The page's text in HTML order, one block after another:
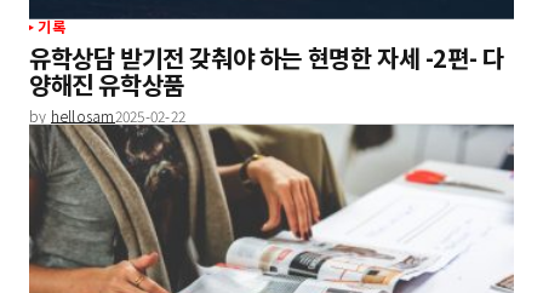
기록
유학상담 받기전 갖춰야 하는 현명한 자세 -2편- 다
양해진 유학상품
by hellosam2025-02-22